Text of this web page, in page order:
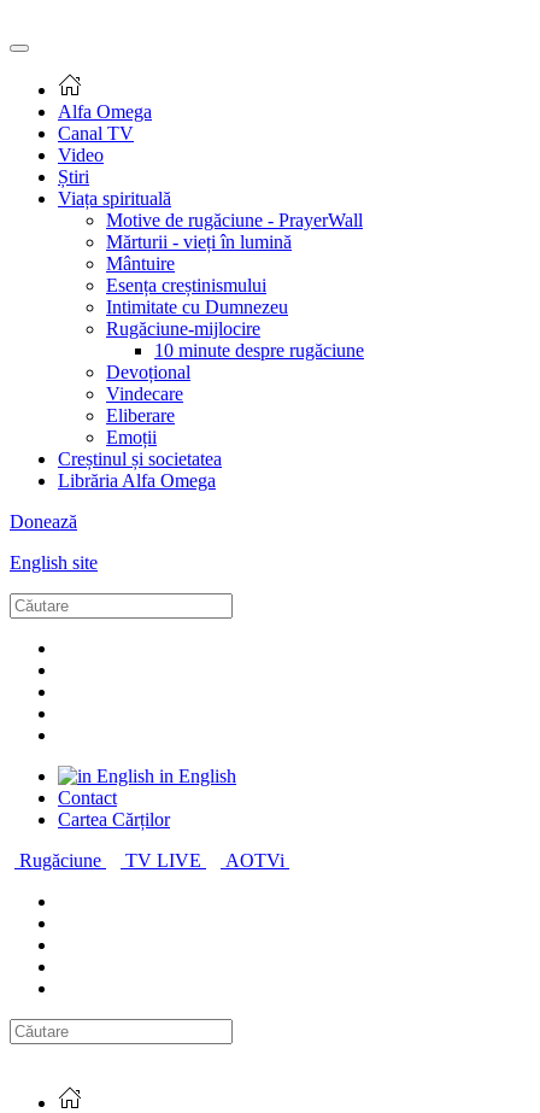
Alfa Omega
Canal TV
Video
Știri
Viața spirituală
Motive de rugăciune - PrayerWall
Mărturii - vieți în lumină
Mântuire
Esența creștinismului
Intimitate cu Dumnezeu
Rugăciune-mijlocire
10 minute despre rugăciune
Devoțional
Vindecare
Eliberare
Emoții
Creștinul și societatea
Librăria Alfa Omega
Donează
English site
in English
Contact
Cartea Cărților
Rugăciune
TV LIVE AOTVi